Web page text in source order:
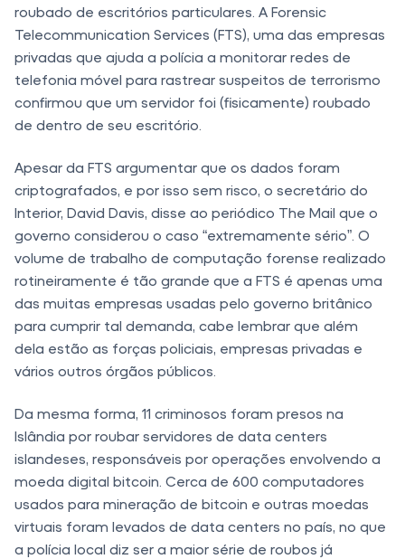
roubado de escritórios particulares. A Forensic
Telecommunication Services (FTS), uma das empresas
privadas que ajuda a polícia a monitorar redes de
telefonia móvel para rastrear suspeitos de terrorismo
confirmou que um servidor foi (fisicamente) roubado
de dentro de seu escritório.
Apesar da FTS argumentar que os dados foram
criptografados, e por isso sem risco, o secretário do
Interior, David Davis, disse ao periódico The Mail que o
governo considerou o caso “extremamente sério”. O
volume de trabalho de computação forense realizado
rotineiramente é tão grande que a FTS é apenas uma
das muitas empresas usadas pelo governo britânico
para cumprir tal demanda, cabe lembrar que além
dela estão as forças policiais, empresas privadas e
vários outros órgãos públicos.
Da mesma forma, 11 criminosos foram presos na
Islândia por roubar servidores de data centers
islandeses, responsáveis por operações envolvendo a
moeda digital bitcoin. Cerca de 600 computadores
usados ​​para mineração de bitcoin e outras moedas
virtuais foram levados de data centers no país, no que
a polícia local diz ser a maior série de roubos já